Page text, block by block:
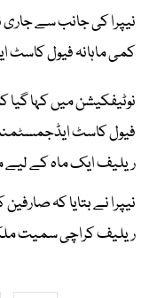
نیپرا کی جانب سے
کمی ماہانہ فیول
نوٹیفکیشن میں کہا
فیول کاسٹ
ریلیف ایک ماہ کے لیے
نیپرا نے بتایا کہ
ریلیف کراچی سمیت